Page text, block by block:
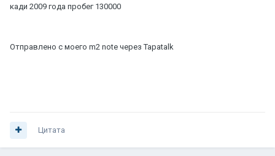
кади 2009 года пробег 130000
Отправлено с моего m2 note через Tapatalk
Цитата